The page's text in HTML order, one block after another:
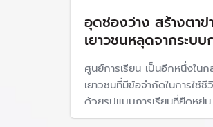
1. การพัฒนาระบบนิเวศด้า
2. การจัดหาอุปกรณ์การเรี
2.1 การเช่าอุปกรณ์การเรี
60 เดือน วงเงิน
2.2 การพัฒนา ส่งเสริม แล
บาท
รวม 22,102.97 ล้านบาท
อุดช่องว่าง สร้างตาข่
เยาวชนหลุดจากระบบ
ศูนย์การเรียน เป็นอีกหนึ่งใน
เยาวชนที่มีข้อจำกัดในการใช้ชี
ด้วยรูปแบบการเรียนที่ยืดหยุ่น
เยาวชนไม่ต้องหลุดจากระบบ